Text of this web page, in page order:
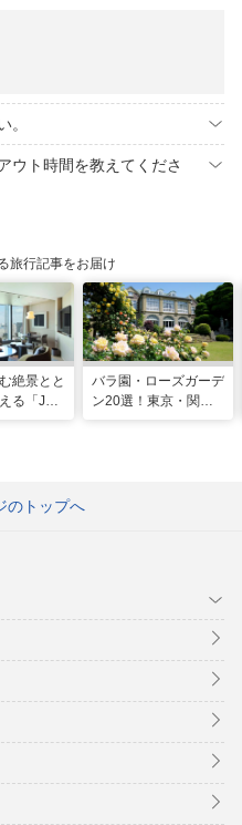
。
ウト時間を教えてくださ
旅行記事をお届け
絶景とと
る「JW
バラ園・ローズガーデ
ン20選！東京・関東
のトップへ